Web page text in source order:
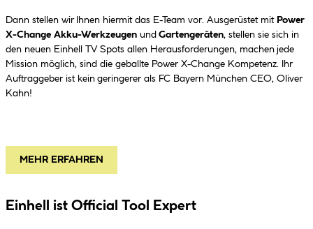
Dann stellen wir Ihnen hiermit das E-Team vor. Ausgerüstet mit Power
X-Change Akku-Werkzeugen und Gartengeräten, stellen sie sich in
den neuen Einhell TV Spots allen Herausforderungen, machen jede
Mission möglich, sind die geballte Power X-Change Kompetenz. Ihr
Auftraggeber ist kein geringerer als FC Bayern München CEO, Oliver
Kahn!
MEHR ERFAHREN
Einhell ist Official Tool Expert